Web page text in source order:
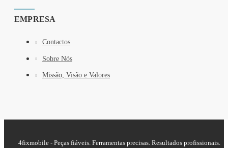
EMPRESA
Contactos
Sobre Nós
Missão, Visão e Valores
4fixmobile - Peças fiáveis. Ferramentas precisas. Resultados profissionais.